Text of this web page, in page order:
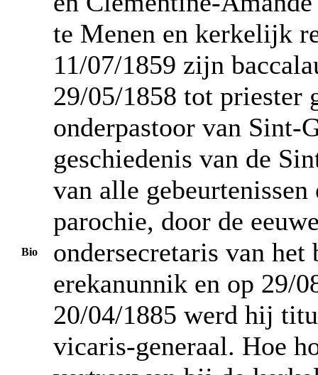
Bio
te Menen en kerkelijk
11/07/1859 zijn
29/05/1858 tot priester
onderpastoor van Sint-
geschiedenis van de
van alle
parochie, door de
ondersecretaris van
erekanunnik en op 29/
20/04/1885 werd hij
vicaris-generaal. Hoe